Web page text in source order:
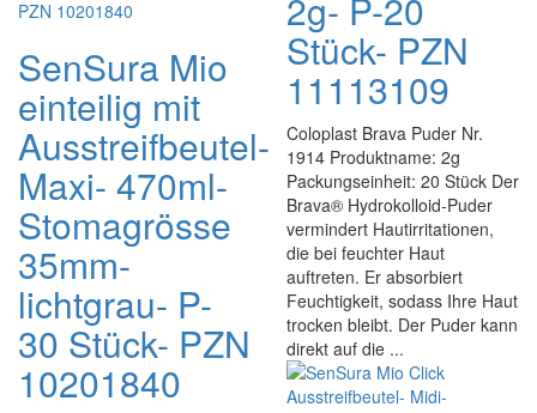
SenSura Mio
einteilig mit
Ausstreifbeutel-
Maxi- 470ml-
Stomagrösse
35mm-
lichtgrau- P-
30 Stück- PZN
10201840
Stück- PZN
11113109
Coloplast Brava Puder Nr.
1914 Produktname: 2g
Packungseinheit: 20 Stück Der
Brava® Hydrokolloid-Puder
vermindert Hautirritationen,
die bei feuchter Haut
auftreten. Er absorbiert
Feuchtigkeit, sodass Ihre Haut
trocken bleibt. Der Puder kann
direkt auf die ...